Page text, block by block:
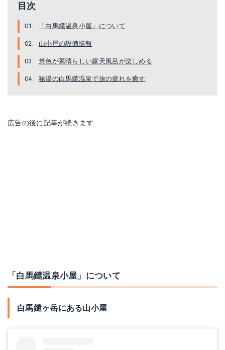
目次
「白馬鑓温泉小屋」について
山小屋の設備情報
景色が素晴らしい露天風呂が楽しめる
秘湯の白馬鑓温泉で旅の疲れを癒す
広告の後に記事が続きます
「白馬鑓温泉小屋」について
白馬鑓ヶ岳にある山小屋